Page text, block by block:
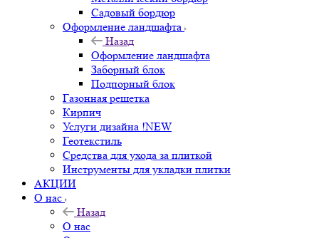
Садовый бордюр
Оформление ландшафта
Назад
Оформление ландшафта
Заборный блок
Подпорный блок
Газонная решетка
Кирпич
Услуги дизайна !NEW
Геотекстиль
Средства для ухода за плиткой
Инструменты для укладки плитки
АКЦИИ
О нас
Назад
О нас